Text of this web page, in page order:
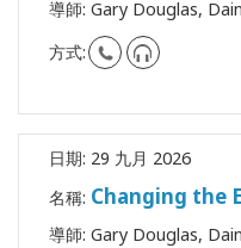
導師: Gary Douglas,
方式:
日期: 29 九月 2026
名稱: Changing the
導師: Gary Douglas,